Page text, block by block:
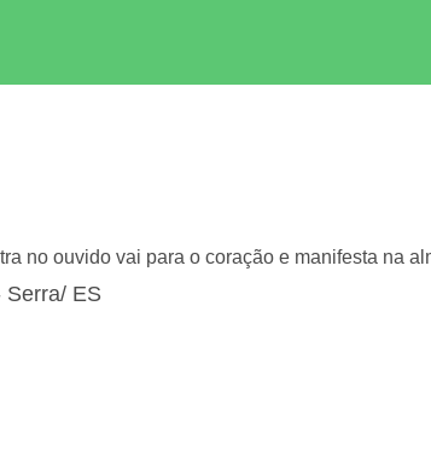
no ouvido vai para o coração e manifesta na
Serra/ ES